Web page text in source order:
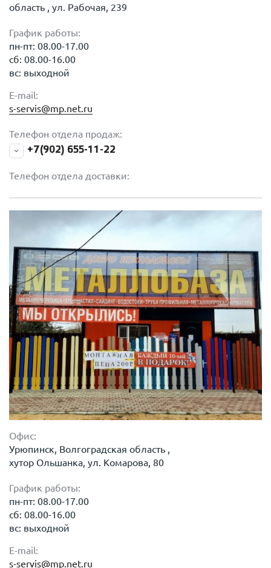
область , ул. Рабочая, 239
График работы:
пн-пт: 08.00-17.00
сб: 08.00-16.00
вс: выходной
E-mail:
s-servis@mp.net.ru
Телефон отдела продаж:
+7(902) 655-11-22
Телефон отдела доставки:
Офис:
Урюпинск, Волгоградская область ,
хутор Ольшанка, ул. Комарова, 80
График работы:
пн-пт: 08.00-17.00
сб: 08.00-16.00
вс: выходной
E-mail:
s-servis@mp.net.ru